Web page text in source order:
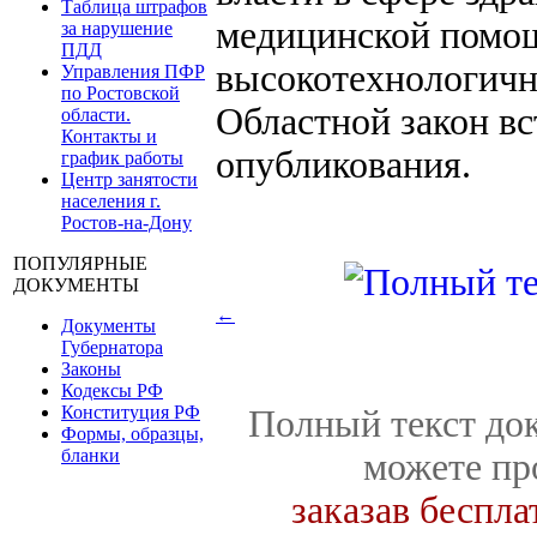
Таблица штрафов
за нарушение
ПДД
Управления ПФР
по Ростовской
области.
Контакты и
график работы
Центр занятости
населения г.
Ростов-на-Дону
ПОПУЛЯРНЫЕ
ДОКУМЕНТЫ
Документы
Губернатора
Законы
Кодексы РФ
Конституция РФ
Формы, образцы,
бланки
медицинской
Областной закон
опубликования.
←
Полный текст
можете
заказав